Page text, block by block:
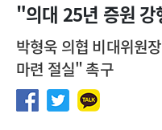
[서울아산병원] 2026년 하반기
"의대 25년 증원
박형욱 의협 비대위원
마련 절실" 촉구